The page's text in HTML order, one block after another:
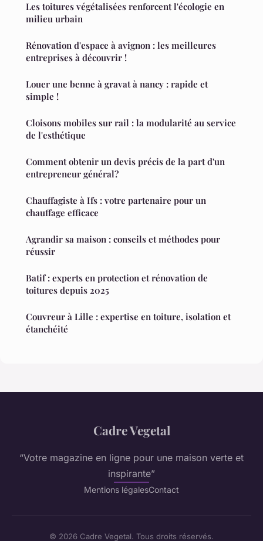
Les toitures végétalisées renforcent l'écologie en
milieu urbain
Rénovation d'espace à avignon : les meilleures
entreprises à découvrir !
Louer une benne à gravat à nancy : rapide et
simple !
Cloisons mobiles sur rail : la modularité au service
de l'esthétique
Comment obtenir un devis précis de la part d'un
entrepreneur général?
Chauffagiste à Ifs : votre partenaire pour un
chauffage efficace
Agrandir sa maison : conseils et méthodes pour
réussir
Batif : experts en protection et rénovation de
toitures depuis 2025
Couvreur à Lille : expertise en toiture, isolation et
étanchéité
Cadre Vegetal
“Votre magazine en ligne pour une maison verte et
inspirante”
Mentions légalesContact
© 2026 Cadre Vegetal. Tous droits réservés.